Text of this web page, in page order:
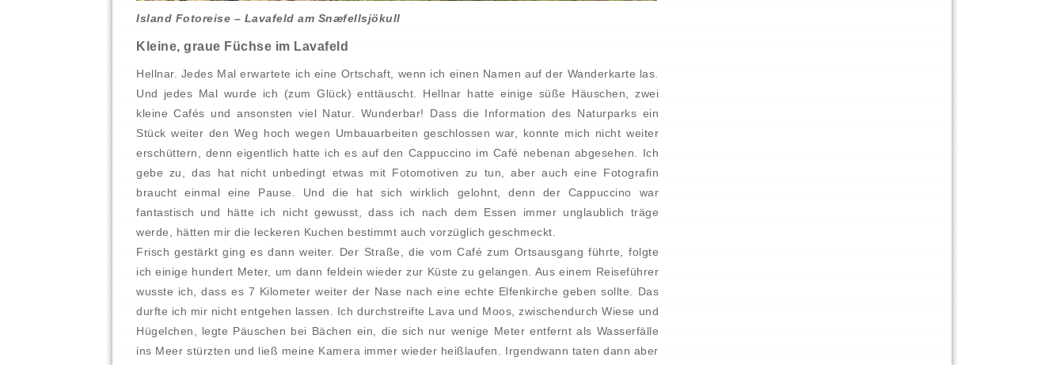
Island Fotoreise – Lavafeld am Snæfellsjökull
Kleine, graue Füchse im Lavafeld
Hellnar. Jedes Mal erwartete ich eine Ortschaft, wenn ich einen Namen auf der Wanderkarte las.
Und jedes Mal wurde ich (zum Glück) enttäuscht. Hellnar hatte einige süße Häuschen, zwei
kleine Cafés und ansonsten viel Natur. Wunderbar! Dass die Information des Naturparks ein
Stück weiter den Weg hoch wegen Umbauarbeiten geschlossen war, konnte mich nicht weiter
erschüttern, denn eigentlich hatte ich es auf den Cappuccino im Café nebenan abgesehen. Ich
gebe zu, das hat nicht unbedingt etwas mit Fotomotiven zu tun, aber auch eine Fotografin
braucht einmal eine Pause. Und die hat sich wirklich gelohnt, denn der Cappuccino war
fantastisch und hätte ich nicht gewusst, dass ich nach dem Essen immer unglaublich träge
werde, hätten mir die leckeren Kuchen bestimmt auch vorzüglich geschmeckt.
Frisch gestärkt ging es dann weiter. Der Straße, die vom Café zum Ortsausgang führte, folgte
ich einige hundert Meter, um dann feldein wieder zur Küste zu gelangen. Aus einem Reiseführer
wusste ich, dass es 7 Kilometer weiter der Nase nach eine echte Elfenkirche geben sollte. Das
durfte ich mir nicht entgehen lassen. Ich durchstreifte Lava und Moos, zwischendurch Wiese und
Hügelchen, legte Päuschen bei Bächen ein, die sich nur wenige Meter entfernt als Wasserfälle
ins Meer stürzten und ließ meine Kamera immer wieder heißlaufen. Irgendwann taten dann aber